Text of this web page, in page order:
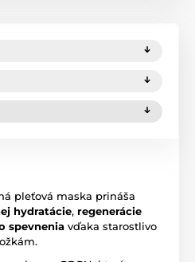
pleťová maska prináša
hydratácie, regenerácie
spevnenia vďaka starostlivo